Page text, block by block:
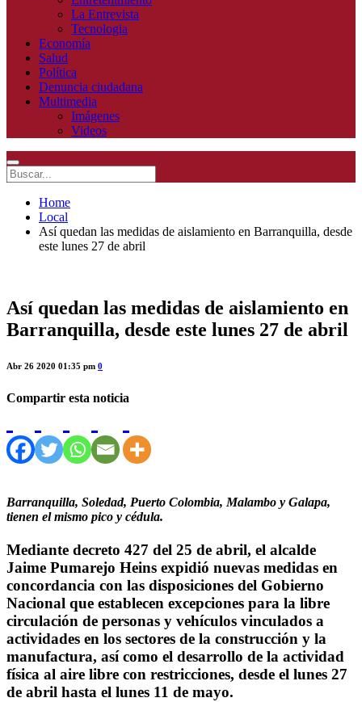
La Entrevista
Tecnologia
Economía
Salud
Política
Denuncia ciudadana
Multimedia
Imágenes
Videos
Home
Local
Así quedan las medidas de aislamiento en Barranquilla, desde
este lunes 27 de abril
Así quedan las medidas de aislamiento en
Barranquilla, desde este lunes 27 de abril
Abr 26 2020 01:35 pm 0
Compartir esta noticia
Barranquilla, Soledad, Puerto Colombia, Malambo y Galapa,
tienen el mismo pico y cédula.
Mediante decreto 427 del 25 de abril, el alcalde
Jaime Pumarejo Heins expidió nuevas medidas en
concordancia con las disposiciones del Gobierno
Nacional que establecen excepciones para la libre
circulación de personas y vehículos vinculados a
actividades en los sectores de la construcción y la
manufactura, así como el desarrollo de la actividad
física al aire libre con restricciones, desde el lunes 27
de abril hasta el lunes 11 de mayo.